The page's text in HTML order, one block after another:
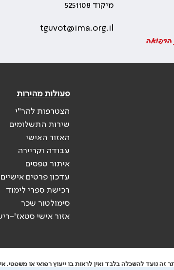
הרפואה
מיקוד 5251108
tguvot@ima.org.il
פעולות מהירות
הצטרפות להר"י
שירות התשלומים
האזור האישי
עבודה וקריירה
איתור טפסים
עדכון פרטים אישיים
רכישת ספרי לימוד
סימולטור שכר
אזור אישי סטאז'-
נועד להשכלה בלבד ואין לראות בו ייעוץ רפואי או משפטי.